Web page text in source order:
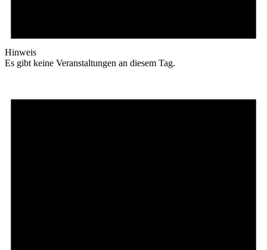
Hinweis
Es gibt keine Veranstaltungen an diesem Tag.